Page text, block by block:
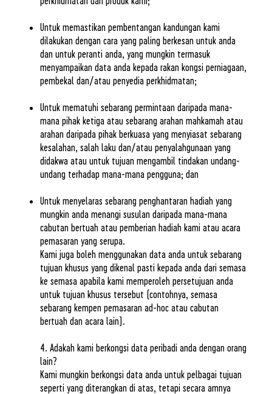
Untuk memastikan pembentangan kandungan kami
dilakukan dengan cara yang paling berkesan untuk anda
dan untuk peranti anda, yang mungkin termasuk
menyampaikan data anda kepada rakan kongsi perniagaan,
pembekal dan/atau penyedia perkhidmatan;
Untuk mematuhi sebarang permintaan daripada mana-
mana pihak ketiga atau sebarang arahan mahkamah atau
arahan daripada pihak berkuasa yang menyiasat sebarang
kesalahan, salah laku dan/atau penyalahgunaan yang
didakwa atau untuk tujuan mengambil tindakan undang-
undang terhadap mana-mana pengguna; dan
Untuk menyelaras sebarang penghantaran hadiah yang
mungkin anda menangi susulan daripada mana-mana
cabutan bertuah atau pemberian hadiah kami atau acara
pemasaran yang serupa.
Kami juga boleh menggunakan data anda untuk sebarang
tujuan khusus yang dikenal pasti kepada anda dari semasa
ke semasa apabila kami memperoleh persetujuan anda
untuk tujuan khusus tersebut (contohnya, semasa
sebarang kempen pemasaran ad-hoc atau cabutan
bertuah dan acara lain).
4. Adakah kami berkongsi data peribadi anda dengan orang
lain?
Kami mungkin berkongsi data anda untuk pelbagai tujuan
seperti yang diterangkan di atas, tetapi secara amnya